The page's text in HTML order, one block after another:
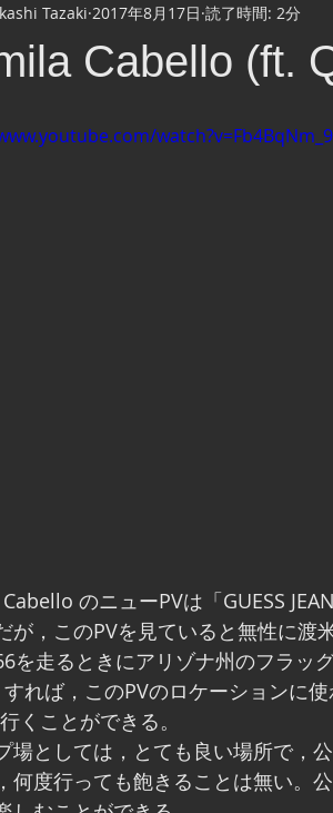
of Japan Cook & Meal Daily Life
Cabello (ft.
Tazaki 2017年8月17日 読了時間: 2分
のニューPVは「GUESS
が，このPVを見ていると無性に渡
を走るときにアリゾナ州のフラッ
れば，このPVのロケーションに
くことができる。
場としては，とても良い場所で，
何度行っても飽きることは無い。